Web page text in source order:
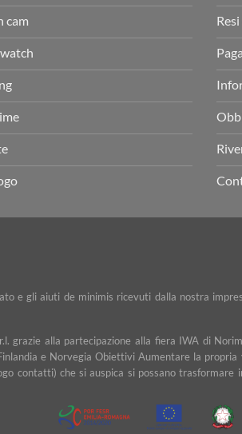
cam
e gli aiuti de minimis ricevuti dalla nostra
grazie alla partecipazione alla fiera IWA di
e Norvegia Obiettivi Aumentare la
che si auspica si possano trasformare